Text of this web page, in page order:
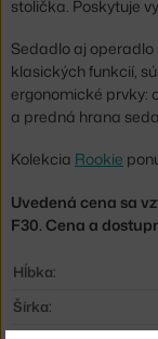
stolička. Poskytuje
Sedadlo aj operadlo
klasických funkcií,
ergonomické prvky:
a predná hrana
Kolekcia Rookie
Uvedená cena sa
F30. Cena a
Hĺbka:
Šírka: